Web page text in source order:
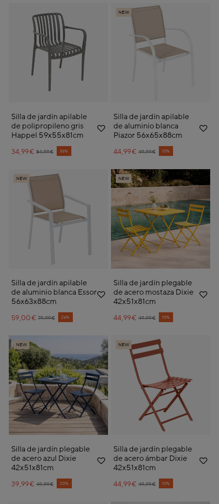
Silla de jardín apilable
de polipropileno gris
Happel 59x55x81cm
Price reduced from
54,99€
to 36%
34,99€
NEW
Silla de jardín apilable
de aluminio blanca
Piazor 56x65x88cm
Price reduced from
49,99€
to 10%
44,99€
NEW
Silla de jardín apilable
de aluminio blanca Essor
56x63x88cm
Price reduced from
79,99€
to 26%
59,00€
NEW
Silla de jardín plegable
de acero mostaza Dixie
42x51x81cm
Price reduced from
49,99€
to 10%
44,99€
NEW
Silla de jardín plegable
de acero azul Dixie
42x51x81cm
Price reduced from
49,99€
to 20%
39,99€
NEW
Silla de jardín plegable
de acero ámbar Dixie
42x51x81cm
Price reduced from
49,99€
to 10%
44,99€